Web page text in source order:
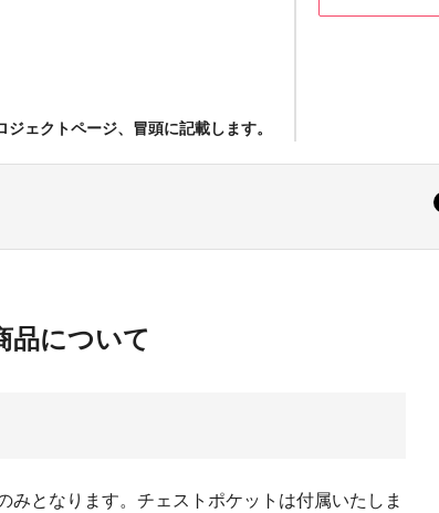
ジェクトページ、冒頭に記載します。
品について
みとなります。チェストポケットは付属いたしま